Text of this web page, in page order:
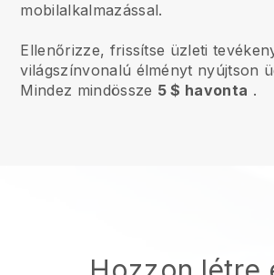
mobilalkalmazással.
Ellenőrizze, frissítse üzleti
világszínvonalú élményt nyújtson
Mindez mindössze 5 $ havonta .